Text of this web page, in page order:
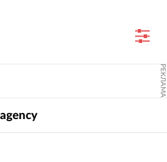
и достижений за 2023-
РЕКЛАМА